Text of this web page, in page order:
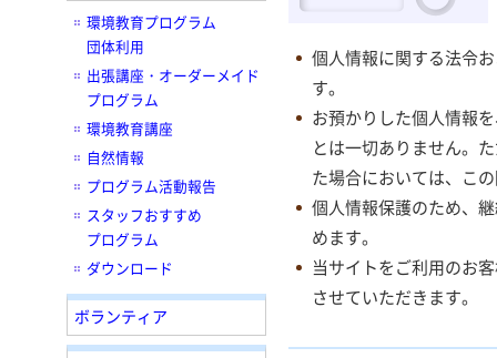
環境教育プログラム
団体利用
出張講座・オーダーメイド
プログラム
環境教育講座
自然情報
プログラム活動報告
スタッフおすすめ
プログラム
ダウンロード
ボランティア
個人情報に関する法令
す。
お預かりした個人情報
とは一切ありません。
た場合においては、こ
個人情報保護のため、
めます。
当サイトをご利用のお
させていただきます。